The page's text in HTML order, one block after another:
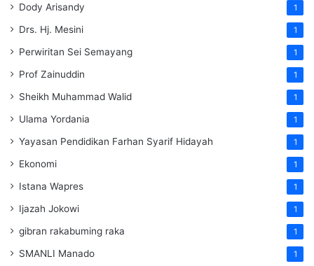
Dody Arisandy 1
Drs. Hj. Mesini 1
Perwiritan Sei Semayang 1
Prof Zainuddin 1
Sheikh Muhammad Walid 1
Ulama Yordania 1
Yayasan Pendidikan Farhan Syarif Hidayah 1
Ekonomi 1
Istana Wapres 1
Ijazah Jokowi 1
gibran rakabuming raka 1
SMANLI Manado 1